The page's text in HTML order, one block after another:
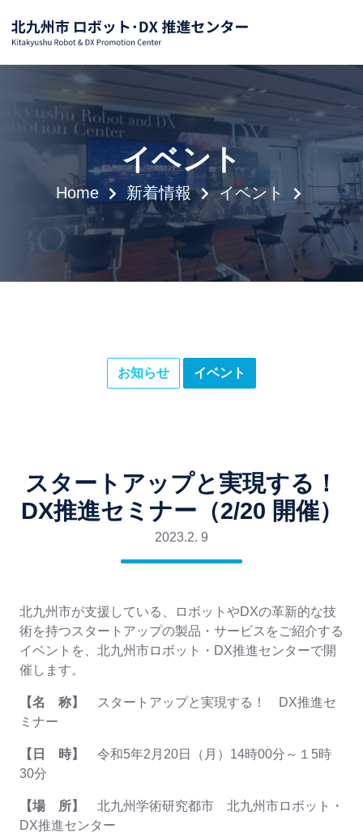
イベント
Home 新着情報 イベント
お知らせ イベント
スタートアップと実現する！
DX推進セミナー（2/20 開催）
2023.2. 9
北九州市が支援している、ロボットやDXの革新的な技
術を持つスタートアップの製品・サービスをご紹介する
イベントを、北九州市ロボット・DX推進センターで開
催します。
【名 称】
スタートアップと実現する！ DX推進セ
ミナー
【日 時】
令和5年2月20日（月）14時00分～１5時
30分
【場 所】
北九州学術研究都市 北九州市ロボット・
DX推進センター